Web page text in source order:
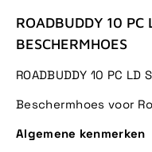
ROADBUDDY 10 PC
BESCHERMHOES
ROADBUDDY 10 PC LD
Beschermhoes voor
Algemene kenmerken